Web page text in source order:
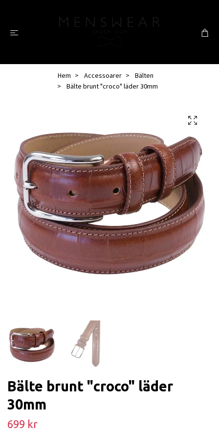
Hem Accessoarer
Bälten
Bälte brunt "croco" läder 30mm
Bälte brunt "croco" läder
30mm
699 kr